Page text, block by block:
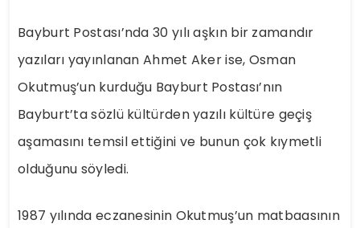
Bayburt Postası’nda 30 yılı aşkın bir zamandır
yazıları yayınlanan Ahmet Aker ise, Osman
Okutmuş’un kurduğu Bayburt Postası’nın
Bayburt’ta sözlü kültürden yazılı kültüre geçiş
aşamasını temsil ettiğini ve bunun çok kıymetli
olduğunu söyledi.
1987 yılında eczanesinin Okutmuş’un matbaasının